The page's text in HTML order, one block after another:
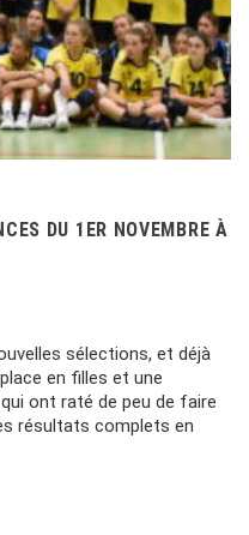
DU 1ER NOVEMBRE À
sélections, et déjà
en filles et une
ont raté de peu de faire
résultats complets en